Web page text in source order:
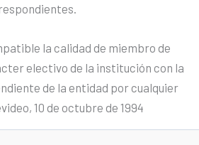
la calidad de miembro de
electivo de la institución con la
de la entidad por cualquier
10 de octubre de 1994